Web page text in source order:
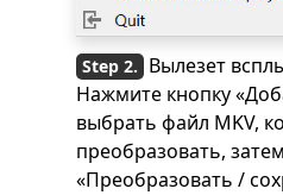
Вылезет
Нажмите кнопку
выбрать файл MKV,
преобразовать,
«Преобразовать /